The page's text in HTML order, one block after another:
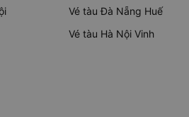
Vé tàu Đà Nẵng Huế
Vé tàu Hà Nội Vinh